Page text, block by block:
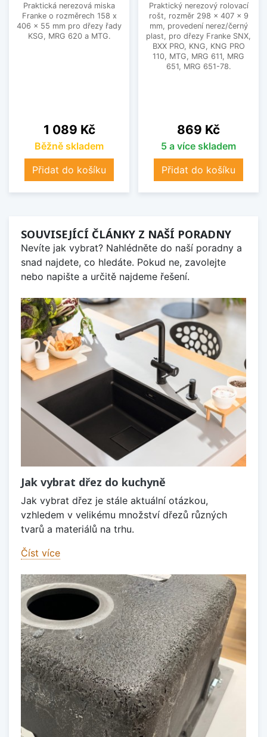
Praktická nerezová miska
Franke o rozměrech 158 x
406 x 55 mm pro dřezy řady
KSG, MRG 620 a MTG.
Cena
1 089 Kč
Běžně skladem
Přidat do košíku
Praktický nerezový rolovací
rošt, rozměr 298 x 407 x 9
mm, provedení nerez/černý
plast, pro dřezy Franke SNX,
BXX PRO, KNG, KNG PRO
110, MTG, MRG 611, MRG
651, MRG 651-78.
Cena
869 Kč
5 a více skladem
Přidat do košíku
SOUVISEJÍCÍ ČLÁNKY Z NAŠÍ PORADNY
Nevíte jak vybrat? Nahlédněte do naší poradny a
snad najdete, co hledáte. Pokud ne, zavolejte
nebo napište a určitě najdeme řešení.
Jak vybrat dřez do kuchyně
Jak vybrat dřez je stále aktuální otázkou,
vzhledem v velikému množství dřezů různých
tvarů a materiálů na trhu.
Číst více